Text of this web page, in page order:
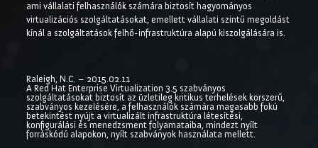
ami vállalati felhasználók számára biztosít hagyományos
virtualizációs szolgáltatásokat, emellett vállalati szintű megoldást
kínál a szolgáltatások felhő-infrastruktúra alapú kiszolgálására is.
Raleigh, N.C. – 2015.02.11
A Red Hat Enterprise Virtualization 3.5 szabványos
szolgáltatásokat biztosít az üzletileg kritikus terhelések korszerű,
szabványos kezelésére, a felhasználók számára magasabb fokú
betekintést nyújt a virtualizált infrastruktúra létesítési,
konfigurálási és menedzsment folyamataiba, mindezt nyílt
forráskódú alapokon, nyílt szabványok használata mellett.